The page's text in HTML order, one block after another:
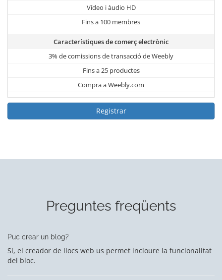
Vídeo i àudio HD
Fins a 100 membres
Característiques de comerç electrònic
3% de comissions de transacció de Weebly
Fins a 25 productes
Compra a Weebly.com
Registrar
Preguntes freqüents
Puc crear un blog?
Sí, el creador de llocs web us permet incloure la funcionalitat
del bloc.